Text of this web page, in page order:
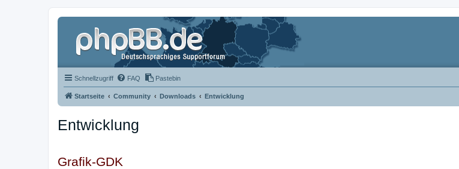
Schnellzugriff FAQ Pastebin
Startseite Community Downloads Entwicklung
Entwicklung
Grafik-GDK